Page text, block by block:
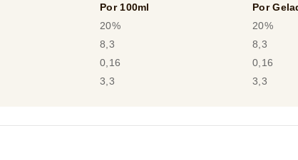
Por 100ml Por
20% 20%
8,3 8,3
0,16 0,16
3,3 3,3